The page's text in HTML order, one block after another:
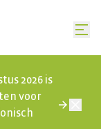
2026 is
voor